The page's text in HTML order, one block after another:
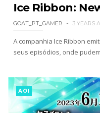
lesão grave no ombro
SCSA867-Aug 07 2026
WWE: Nikki Bella
SCSA867-Aug 07 2026
Ice Ribbon:
GOAT_PT_GAMER 3 YEARS
A companhia Ice Ribbon
seus episódios, onde
AOI